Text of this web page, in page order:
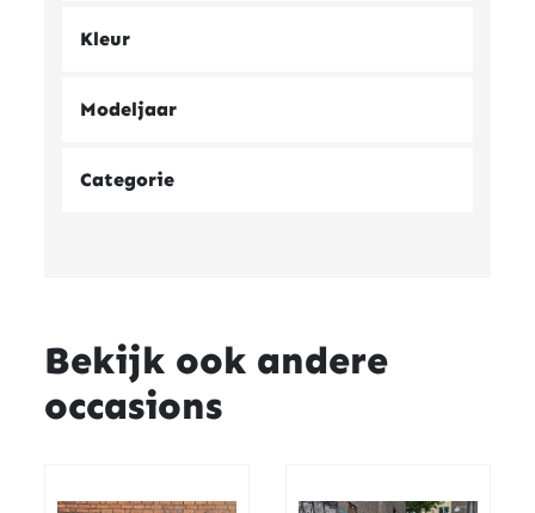
Kleur
Modeljaar
Categorie
Bekijk ook andere
occasions